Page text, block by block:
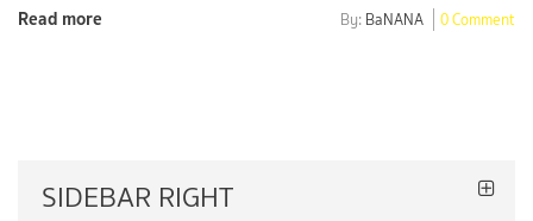
Read more By: BaNANA 0 Comment
SIDEBAR RIGHT